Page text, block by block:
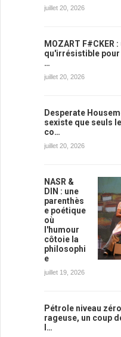
juillet 20, 2026
MOZART F#CKER
qu'irrésistible pour
…
juillet 20, 2026
Desperate
sexiste que seuls
co…
juillet 20, 2026
NASR &
DIN : une
parenthès
e poétique
où
l'humour
côtoie la
philosophi
e
juillet 19, 2026
Pétrole niveau
rageuse, un coup
l…